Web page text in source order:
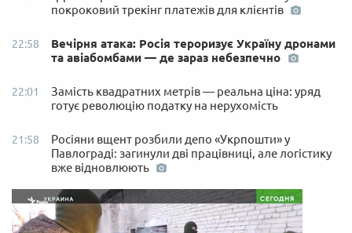
покроковий трекінг платежів для клієнтів
22:58
Вечірня атака: Росія тероризує Україну дронами
та авіабомбами — де зараз небезпечно
22:01
Замість квадратних метрів — реальна ціна: уряд
готує революцію податку на нерухомість
21:58
Росіяни вщент розбили депо «Укрпошти» у
Павлограді: загинули дві працівниці, але логістику
вже відновлюють